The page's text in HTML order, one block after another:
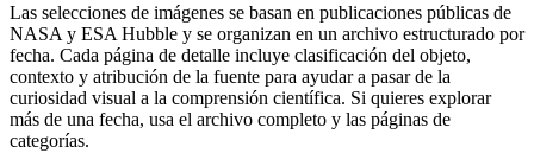
Las selecciones de imágenes se basan en publicaciones públicas de
NASA y ESA Hubble y se organizan en un archivo estructurado por
fecha. Cada página de detalle incluye clasificación del objeto,
contexto y atribución de la fuente para ayudar a pasar de la
curiosidad visual a la comprensión científica. Si quieres explorar
más de una fecha, usa el archivo completo y las páginas de
categorías.